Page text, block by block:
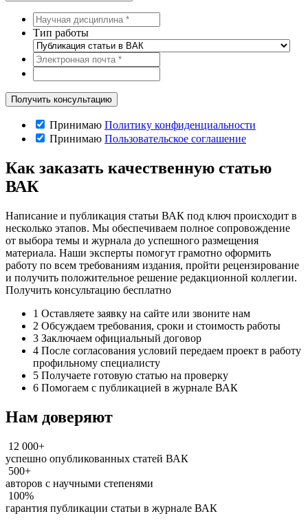
Тип работы
Принимаю Политику конфиденциальности
Принимаю Пользовательское соглашение
Как заказать качественную статью
ВАК
Написание и публикация статьи ВАК под ключ происходит в
несколько этапов. Мы обеспечиваем полное сопровождение
от выбора темы и журнала до успешного размещения
материала. Наши эксперты помогут грамотно оформить
работу по всем требованиям издания, пройти рецензирование
и получить положительное решение редакционной коллегии.
Получить консультацию бесплатно
1 Оставляете заявку на сайте или звоните нам
2 Обсуждаем требования, сроки и стоимость работы
3 Заключаем официальный договор
4 После согласования условий передаем проект в работу
профильному специалисту
5 Получаете готовую статью на проверку
6 Помогаем с публикацией в журнале ВАК
Нам доверяют
12 000+
успешно опубликованных статей ВАК
500+
авторов с научными степенями
100%
гарантия публикации статьи в журнале ВАК